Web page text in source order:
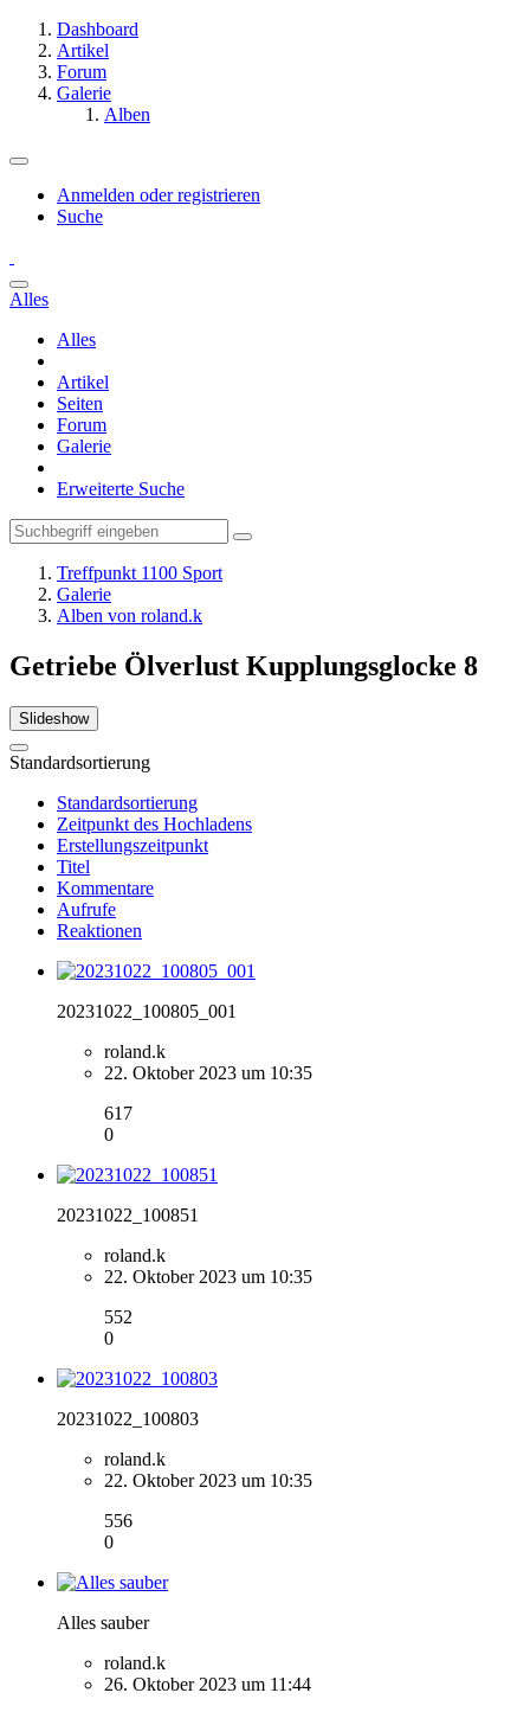
Dashboard
Artikel
Forum
Galerie
Alben
Anmelden oder registrieren
Suche
Alles
Alles
Artikel
Seiten
Forum
Galerie
Erweiterte Suche
Treffpunkt 1100 Sport
Galerie
Alben von roland.k
Getriebe Ölverlust Kupplungsglocke 8
Slideshow
Standardsortierung
Standardsortierung
Zeitpunkt des Hochladens
Erstellungszeitpunkt
Titel
Kommentare
Aufrufe
Reaktionen
20231022_100805_001
roland.k
22. Oktober 2023 um 10:35
617
0
20231022_100851
roland.k
22. Oktober 2023 um 10:35
552
0
20231022_100803
roland.k
22. Oktober 2023 um 10:35
556
0
Alles sauber
roland.k
26. Oktober 2023 um 11:44